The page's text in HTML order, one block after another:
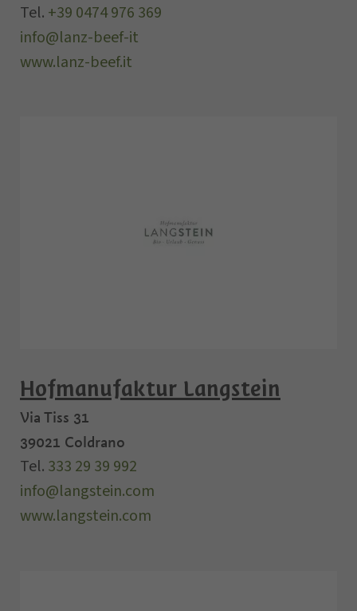
Tel. +39 0474 976 369
info@lanz-beef-it
www.lanz-beef.it
Hofmanufaktur Langstein
Via Tiss 31
39021 Coldrano
Tel. 333 29 39 992
info@langstein.com
www.langstein.com